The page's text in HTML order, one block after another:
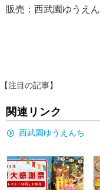
販売：西武園ゆうえ
【注目の記事】
関連リンク
西武園ゆうえんち